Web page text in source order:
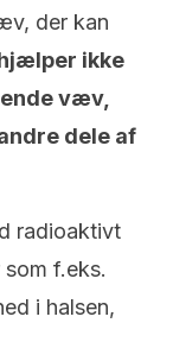
der kan
ikke
væv,
dele af
radioaktivt
f.eks.
i halsen,